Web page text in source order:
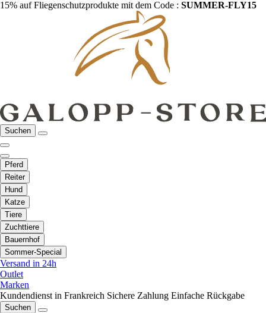
15% auf Fliegenschutzprodukte mit dem Code : SUMMER-FLY15
Suchen
Pferd
Reiter
Hund
Katze
Tiere
Zuchttiere
Bauernhof
Sommer-Special
Versand in 24h
Outlet
Marken
Kundendienst in Frankreich Sichere Zahlung Einfache Rückgabe
Suchen